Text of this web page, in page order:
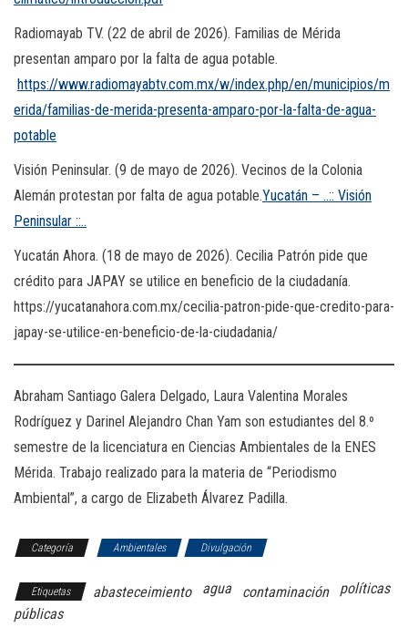
Radiomayab TV. (22 de abril de 2026). Familias de Mérida
presentan amparo por la falta de agua potable.
https://www.radiomayabtv.com.mx/w/index.php/en/municipios/m
erida/familias-de-merida-presenta-amparo-por-la-falta-de-agua-
potable
Visión Peninsular. (9 de mayo de 2026). Vecinos de la Colonia
Alemán protestan por falta de agua potable.Yucatán – ..:: Visión
Peninsular ::..
Yucatán Ahora. (18 de mayo de 2026). Cecilia Patrón pide que
crédito para JAPAY se utilice en beneficio de la ciudadanía.
https://yucatanahora.com.mx/cecilia-patron-pide-que-credito-para-
japay-se-utilice-en-beneficio-de-la-ciudadania/
Abraham Santiago Galera Delgado, Laura Valentina Morales
Rodríguez y Darinel Alejandro Chan Yam son estudiantes del 8.º
semestre de la licenciatura en Ciencias Ambientales de la ENES
Mérida. Trabajo realizado para la materia de “Periodismo
Ambiental”, a cargo de Elizabeth Álvarez Padilla.
Categoría Ambientales Divulgación
Etiquetas abasteceimiento agua contaminación
políticas
públicas